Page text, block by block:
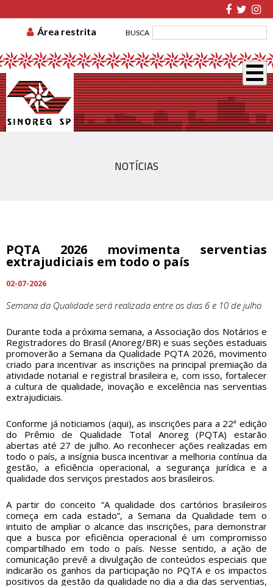
TABELA DE CUSTAS ASSOCIE-SE
GUIA DE
BUSCA
Área restrita
NOTÍCIAS
PQTA 2026 movimenta serventias
extrajudiciais em todo o país
02-07-2026
Semana da Qualidade será realizada entre os dias 6 e 10 de julho
Durante toda a próxima semana, a Associação dos Notários e
Registradores do Brasil (Anoreg/BR) e suas seções estaduais
promoverão a Semana da Qualidade PQTA 2026, movimento
criado para incentivar as inscrições na principal premiação da
atividade notarial e registral brasileira e, com isso, fortalecer
a cultura de qualidade, inovação e excelência nas serventias
extrajudiciais.
Conforme já noticiamos (aqui), as inscrições para a 22ª edição
do Prêmio de Qualidade Total Anoreg (PQTA) estarão
abertas até 27 de julho. Ao reconhecer ações realizadas em
todo o país, a insígnia busca incentivar a melhoria contínua da
gestão, a eficiência operacional, a segurança jurídica e a
qualidade dos serviços prestados aos brasileiros.
A partir do conceito “A qualidade dos cartórios brasileiros
começa em cada estado”, a Semana da Qualidade tem o
intuito de ampliar o alcance das inscrições, para demonstrar
que a busca por eficiência operacional é um compromisso
compartilhado em todo o país. Nesse sentido, a ação de
comunicação prevê a divulgação de conteúdos especiais que
indicarão os ganhos da participação no PQTA e os impactos
positivos da gestão da qualidade no dia a dia das serventias,